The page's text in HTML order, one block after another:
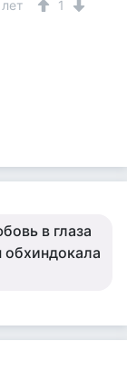
1
в глаза